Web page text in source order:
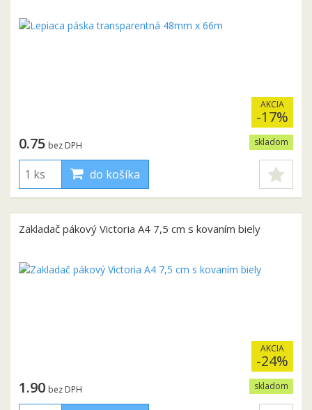
AKCIA
-17%
skladom
0.75 bez DPH
do košíka
Zakladač pákový Victoria A4 7,5 cm s kovaním biely
AKCIA
-24%
skladom
1.90 bez DPH